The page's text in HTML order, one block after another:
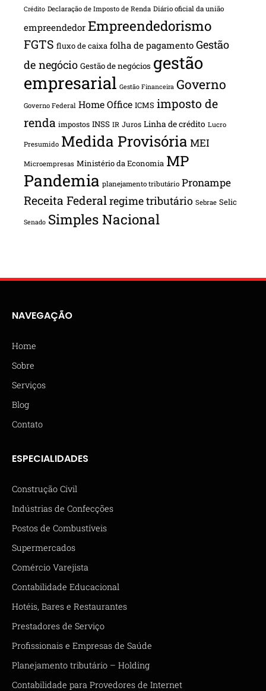
Crédito Declaração de Imposto de Renda Diário oficial da união
empreendedor Empreendedorismo
FGTS fluxo de caixa folha de pagamento Gestão
de negócio Gestão de negócios gestão
empresarial Gestão Financeira Governo
Governo Federal Home Office ICMS imposto de
renda impostos INSS IR Juros Linha de crédito Lucro
Presumido Medida Provisória MEI
Microempresas Ministério da Economia MP
Pandemia planejamento tributário Pronampe
Receita Federalregime tributário Sebrae Selic
Senado Simples Nacional
NAVEGAÇÃO
Home
Sobre
Serviços
Blog
Contato
ESPECIALIDADES
Construção Civil
Indústrias de Confecções
Postos de Combustíveis
Supermercados
Comércio Varejista
Contabilidade Educacional
Hotéis, Bares e Restaurantes
Prestadores de Serviço
Profissionais e Empresas de Saúde
Planejamento tributário – Holding
Contabilidade para Provedores de Internet